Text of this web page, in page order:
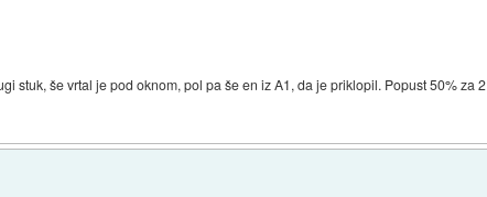
stuk, še vrtal je pod oknom, pol pa še en iz A1, da je priklopil. Popust 50% za 2